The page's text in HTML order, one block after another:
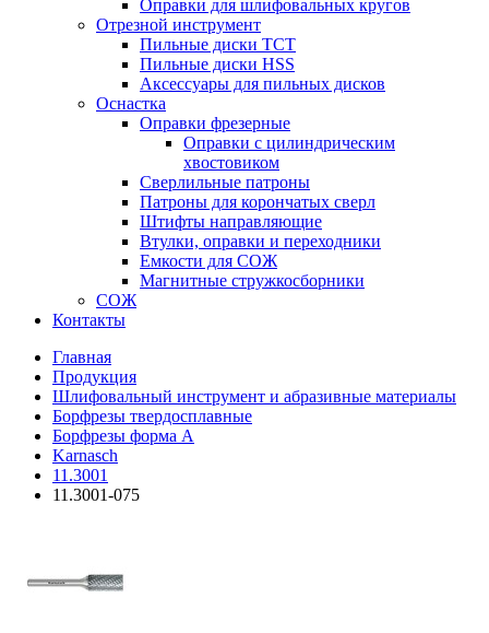
Оправки для шлифовальных кругов
Отрезной инструмент
Пильные диски ТСТ
Пильные диски HSS
Аксессуары для пильных дисков
Оснастка
Оправки фрезерные
Оправки с цилиндрическим
хвостовиком
Сверлильные патроны
Патроны для корончатых сверл
Штифты направляющие
Втулки, оправки и переходники
Емкости для СОЖ
Магнитные стружкосборники
СОЖ
Контакты
Главная
Продукция
Шлифовальный инструмент и абразивные материалы
Борфрезы твердосплавные
Борфрезы форма A
Karnasch
11.3001
11.3001-075